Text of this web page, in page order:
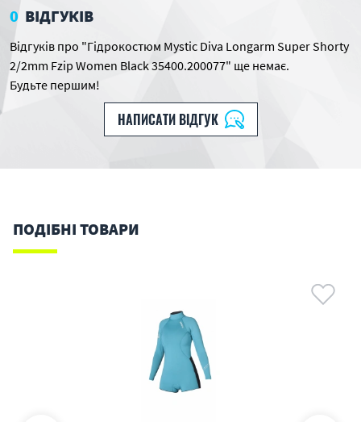
0 ВІДГУКІВ
Відгуків про "Гідрокостюм Mystic Diva Longarm Super Shorty
2/2mm Fzip Women Black 35400.200077" ще немає.
Будьте першим!
НАПИСАТИ ВІДГУК
ПОДІБНІ ТОВАРИ